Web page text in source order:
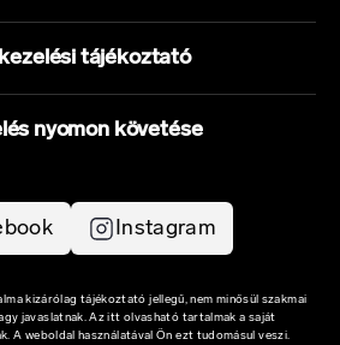
tájékoztató
nyomon követése
Instagram
kizárólag tájékoztató jellegű, nem minősül szakmai
javaslatnak. Az itt olvasható tartalmak a saját
A weboldal használatával Ön ezt tudomásul veszi.